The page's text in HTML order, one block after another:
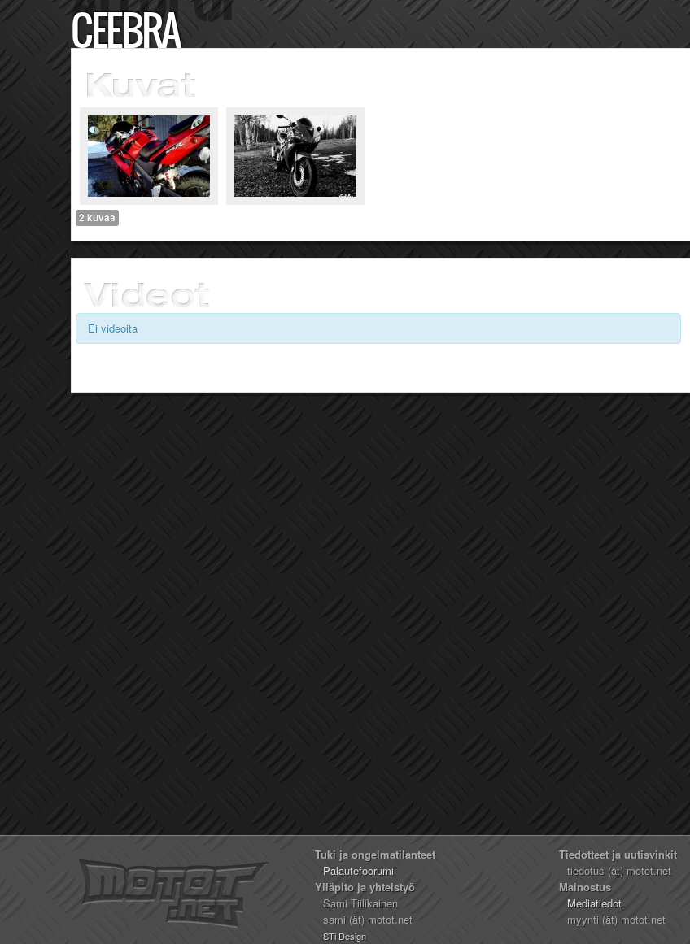
CEEBRA
2 kuvaa
Ei videoita
Tuki ja ongelmatilanteet
Palautefoorumi
Ylläpito ja yhteistyö
Sami Tiilikainen
sami (ät) motot.net
STi Design
Tiedotteet ja uutisvinkit
tiedotus (ät) motot.net
Mainostus
Mediatiedot
myynti (ät) motot.net